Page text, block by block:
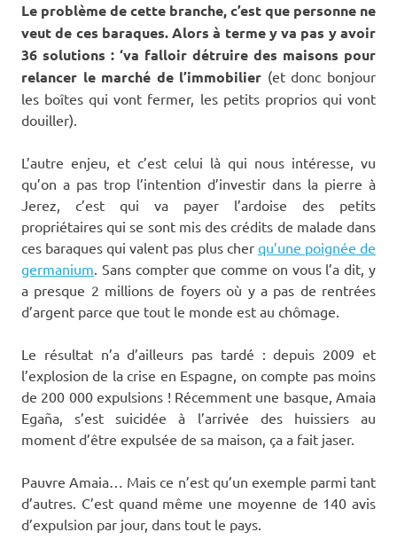
Le problème de cette branche, c’est que personne ne
veut de ces baraques. Alors à terme y va pas y avoir
36 solutions : ‘va falloir détruire des maisons pour
relancer le marché de l’immobilier (et donc bonjour
les boîtes qui vont fermer, les petits proprios qui vont
douiller).
L’autre enjeu, et c’est celui là qui nous intéresse, vu
qu’on a pas trop l’intention d’investir dans la pierre à
Jerez, c’est qui va payer l’ardoise des petits
propriétaires qui se sont mis des crédits de malade dans
ces baraques qui valent pas plus cher qu’une poignée de
germanium. Sans compter que comme on vous l’a dit, y
a presque 2 millions de foyers où y a pas de rentrées
d’argent parce que tout le monde est au chômage.
Le résultat n’a d’ailleurs pas tardé : depuis 2009 et
l’explosion de la crise en Espagne, on compte pas moins
de 200 000 expulsions ! Récemment une basque, Amaia
Egaña, s’est suicidée à l’arrivée des huissiers au
moment d’être expulsée de sa maison, ça a fait jaser.
Pauvre Amaia… Mais ce n’est qu’un exemple parmi tant
d’autres. C’est quand même une moyenne de 140 avis
d’expulsion par jour, dans tout le pays.